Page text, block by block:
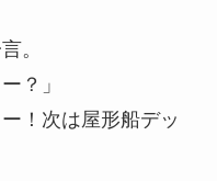
。
？」
！次は屋形船デッ